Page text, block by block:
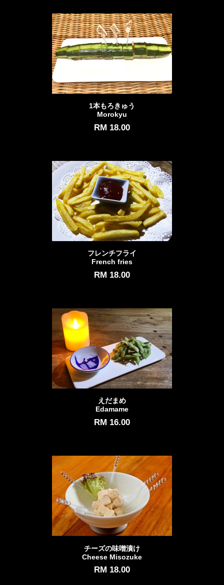
1本もろきゅう
Morokyu
RM 18.00
フレンチフライ
French fries
RM 18.00
えだまめ
Edamame
RM 16.00
チーズの味噌漬け
Cheese Misozuke
RM 18.00